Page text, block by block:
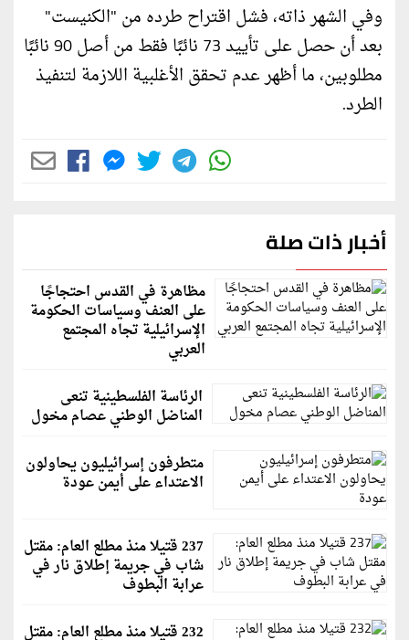
وفي الشهر ذاته، فشل اقتراح طرده من "الكنيست"
بعد أن حصل على تأييد 73 نائبًا فقط من أصل 90 نائبًا
مطلوبين، ما أظهر عدم تحقق الأغلبية اللازمة لتنفيذ
الطرد.
أخبار ذات صلة
مظاهرة في القدس احتجاجًا
على العنف وسياسات الحكومة
الإسرائيلية تجاه المجتمع
العربي
الرئاسة الفلسطينية تنعى
المناضل الوطني عصام مخول
متطرفون إسرائيليون يحاولون
الاعتداء على أيمن عودة
237 قتيلا منذ مطلع العام: مقتل
شاب في جريمة إطلاق نار في
عرابة البطوف
232 قتيلا منذ مطلع العام: مقتل